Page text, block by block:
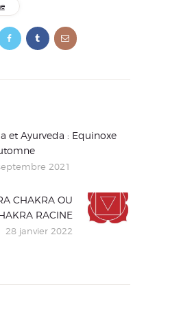
et Ayurveda : Equinoxe
2021
Article
suivant
CHAKRA OU
RACINE
28 janvier 2022